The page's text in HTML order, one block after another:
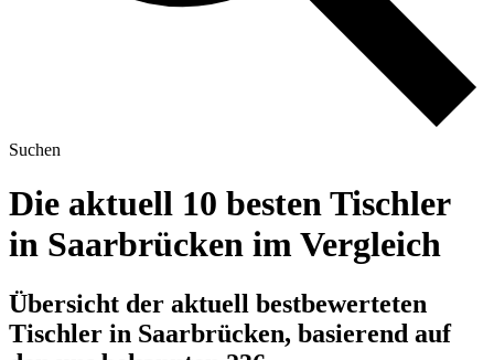
Suchen
Die aktuell 10 besten Tischler
in Saarbrücken im Vergleich
Übersicht der aktuell bestbewerteten
Tischler in Saarbrücken, basierend auf